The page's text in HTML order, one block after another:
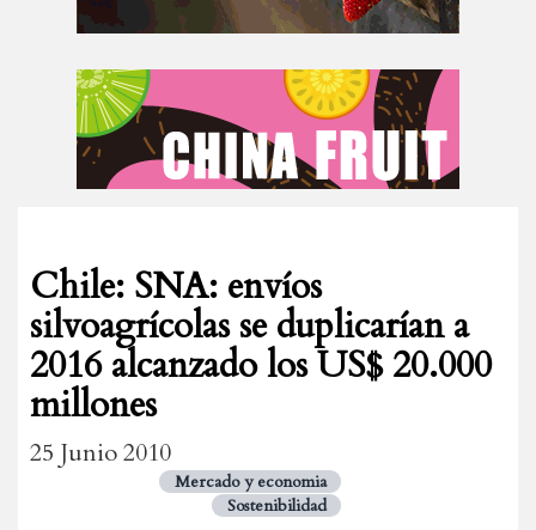
Chile: SNA: envíos
silvoagrícolas se duplicarían a
2016 alcanzado los US$ 20.000
millones
25 Junio 2010
Mercado y economia
Sostenibilidad